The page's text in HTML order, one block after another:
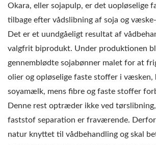
Okara, eller sojapulp, er det uopløselige
tilbage efter vådslibning af soja og
Det er et uundgåeligt resultat af
valgfrit biprodukt. Under produktionen
gennemblødte sojabønner malet for at
olier og opløselige faste stoffer i væsken,
soyamælk, mens fibre og faste stoffer
Denne rest optræder ikke ved
faststof separation er fraværende. Derfor
natur knyttet til vådbehandling og skal